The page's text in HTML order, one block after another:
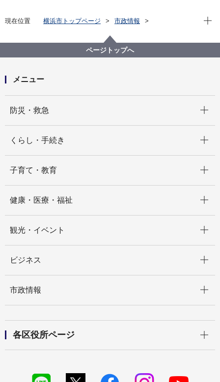
現在位置 横浜市トップページ
市政情報
【記者発表】「よこはま防災力向上マンション」の認
定を行いました！
現在
ページトップへ
メニュー
防災・救急
くらし・手続き
子育て・教育
健康・医療・福祉
観光・イベント
ビジネス
市政情報
各区役所ページ